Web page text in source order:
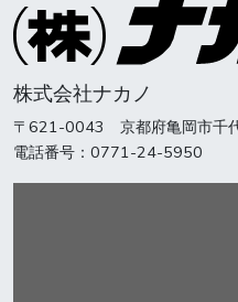
株式会社ナカノ
〒621-0043 京都府亀岡市千
電話番号：0771-24-5950